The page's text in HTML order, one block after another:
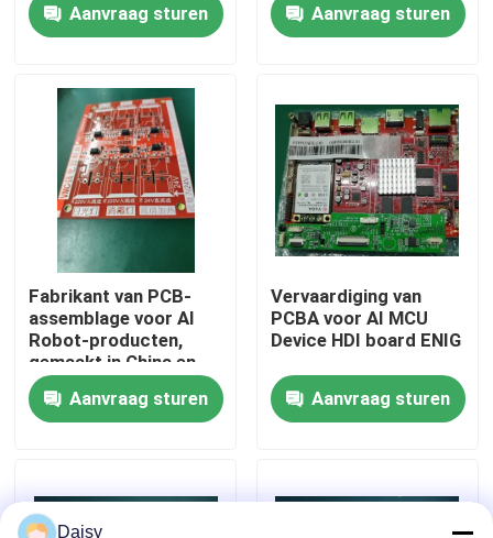
Over ons
Fabrieksreis
Kwaliteitscontrole
Contacteer ons
nieuws
Alle Gevallen
EMS-pcba
Aanvraag sturen
Aanvraag sturen
Fabrikant van PCB-
assemblage voor AI
Robot-producten,
gemaakt in China en
gemaakt in Cambodja
Aanvraag sturen
Vervaardiging van
PCBA voor AI MCU
Device HDI board ENIG
Aanvraag sturen
Daisy